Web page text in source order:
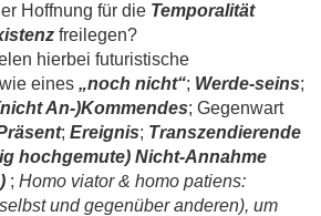
Hoffnung für die Temporalität
freilegen?
hierbei futuristische
eines „noch nicht“; Werde-seins;
An-)Kommendes; Gegenwart
; Ereignis; Transzendierende
hochgemute) Nicht-Annahme
; Homo viator & homo patiens:
und gegenüber anderen), um